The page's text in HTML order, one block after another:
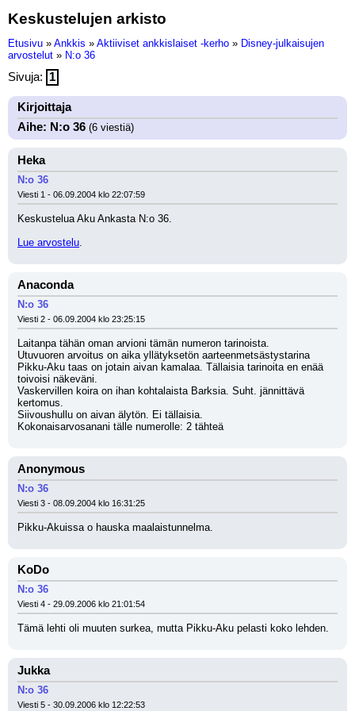
Keskustelujen arkisto
Etusivu » Ankkis » Aktiiviset ankkislaiset -kerho » Disney-julkaisujen
arvostelut » N:o 36
Sivuja: 1
Kirjoittaja
Aihe: N:o 36 (6 viestiä)
Heka
N:o 36
Viesti 1 - 06.09.2004 klo 22:07:59
Keskustelua Aku Ankasta N:o 36.
Lue arvostelu.
Anaconda
N:o 36
Viesti 2 - 06.09.2004 klo 23:25:15
Laitanpa tähän oman arvioni tämän numeron tarinoista.
Utuvuoren arvoitus on aika yllätyksetön aarteenmetsästystarina
Pikku-Aku taas on jotain aivan kamalaa. Tällaisia tarinoita en enää
toivoisi näkeväni.
Vaskervillen koira on ihan kohtalaista Barksia. Suht. jännittävä
kertomus.
Siivoushullu on aivan älytön. Ei tällaisia.
Kokonaisarvosanani tälle numerolle: 2 tähteä
Anonymous
N:o 36
Viesti 3 - 08.09.2004 klo 16:31:25
Pikku-Akuissa o hauska maalaistunnelma.
KoDo
N:o 36
Viesti 4 - 29.09.2006 klo 21:01:54
Tämä lehti oli muuten surkea, mutta Pikku-Aku pelasti koko lehden.
Jukka
N:o 36
Viesti 5 - 30.09.2006 klo 12:22:53